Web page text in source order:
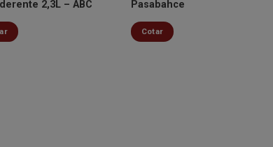
2,3L – ABC
Pasabahce
Cotar